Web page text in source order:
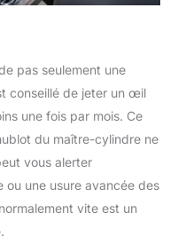
pas seulement une
conseillé de jeter un œil
une fois par mois. Ce
du maître-cylindre ne
vous alerter
ou une usure avancée des
vite est un